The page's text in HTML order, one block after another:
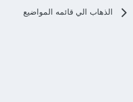
الذهاب الي قائمه المواضيع